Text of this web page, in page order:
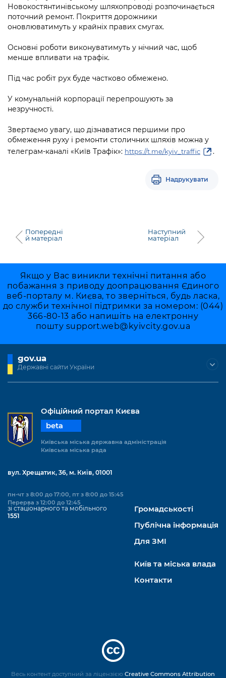
Підприємства, установи, організації
Kyiv International Relations
Річні звіти
Київська міська військова адміністрація
Портал Захисників та Захисниць
Портал послуг
Міський застосунок Київ Цифровий
Важливе під час воєнного стану
Уряд» – місцевий рівень»
Важливе під час воєнного стану
Про відкриті дані
Портал даних Києва
Публічні дашборди
Новокостянтинівському шляхопроводі розпочинається
поточний ремонт. Покриття дорожники
оновлюватимуть у крайніх правих смугах.
Основні роботи виконуватимуть у нічний час, щоб
менше впливати на трафік.
Під час робіт рух буде частково обмежено.
У комунальній корпорації перепрошують за
незручності.
Звертаємо увагу, що дізнаватися першими про
обмеження руху і ремонти столичних шляхів можна у
телеграм-каналі «Київ Трафік»: https://t.me/kyiv_traffic .
Надрукувати
Попередні
й матеріал
Наступний
матеріал
Якщо у Вас виникли технічні питання або
побажання з приводу доопрацювання Єдиного
веб-порталу м. Києва, то зверніться, будь ласка,
до служби технічної підтримки за номером: (044)
366-80-13 або напишіть на електронну
пошту support.web@kyivcity.gov.ua
gov.ua
Державні сайти України
Офіційний портал Києва
beta
Київська міська державна адміністрація
Київська міська рада
вул. Хрещатик, 36, м. Київ, 01001
пн-чт з 8:00 до 17:00, пт з 8:00 до 15:45
Перерва з 12:00 до 12:45
зі стаціонарного та мобільного
1551
Громадськості
Публічна інформація
Для ЗМІ
Київ та міська влада
Контакти
Весь контент доступний за ліцензією Creative Commons Attribution